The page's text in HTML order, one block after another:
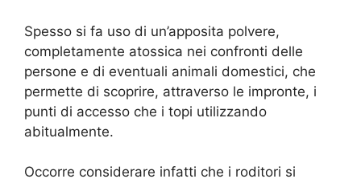
Spesso si fa uso di un’apposita polvere,
completamente atossica nei confronti delle
persone e di eventuali animali domestici, che
permette di scoprire, attraverso le impronte, i
punti di accesso che i topi utilizzando
abitualmente.
Occorre considerare infatti che i roditori si